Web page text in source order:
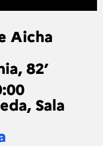
Aicha
82’
Sala